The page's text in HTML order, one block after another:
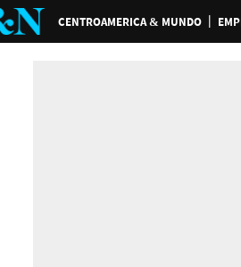
CENTROAMERICA & MUNDO